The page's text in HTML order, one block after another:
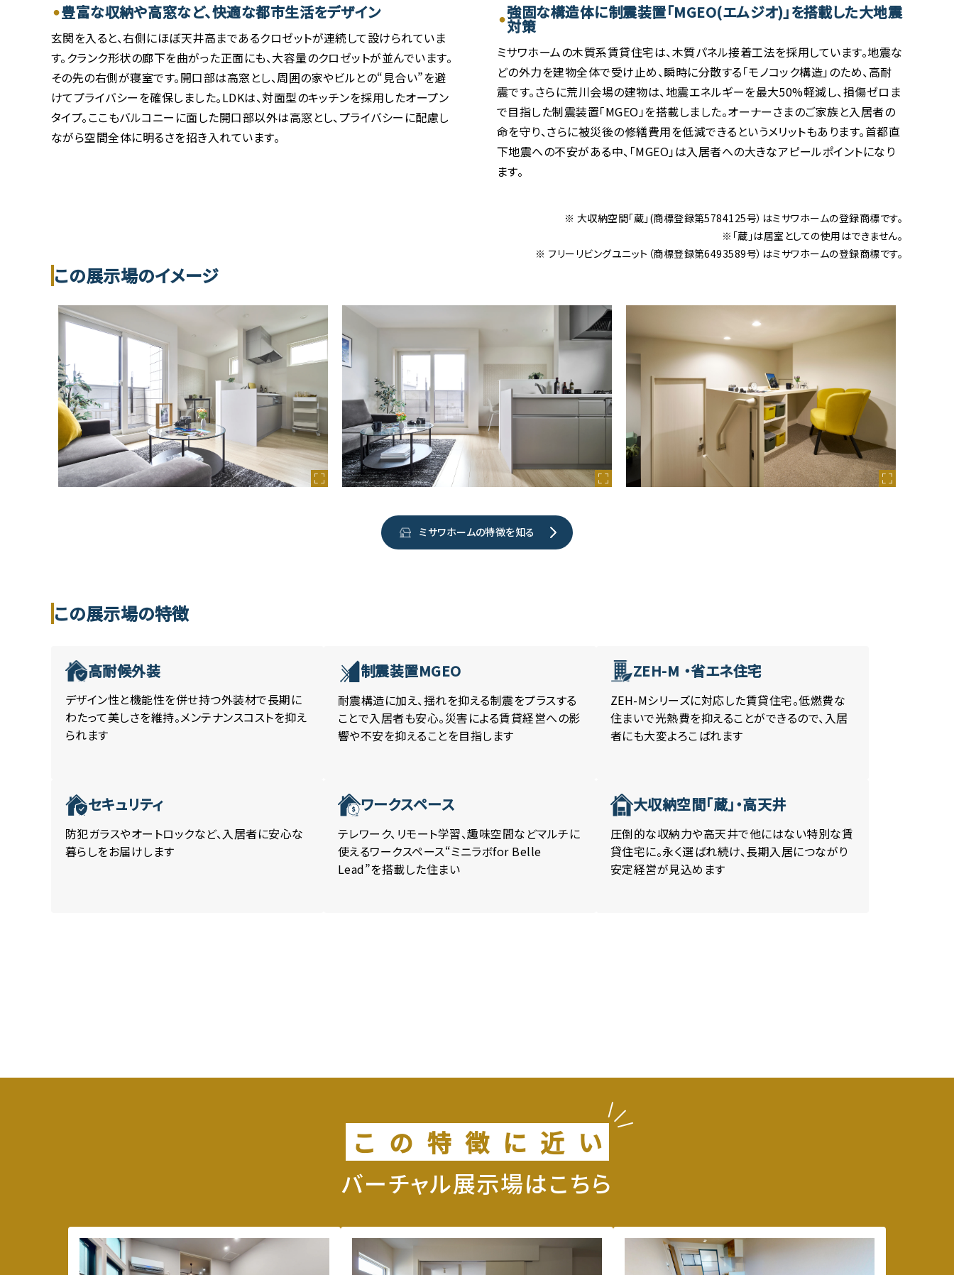
豊富な収納や高窓など、快適な都市生活をデザイン
玄関を入ると、右側にほぼ天井高まであるクロゼットが連続して設けられていま
す。クランク形状の廊下を曲がった正面にも、大容量のクロゼットが並んでいます。
その先の右側が寝室です。開口部は高窓とし、周囲の家やビルとの“見合い”を避
けてプライバシーを確保しました。LDKは、対面型のキッチンを採用したオープン
タイプ。ここもバルコニーに面した開口部以外は高窓とし、プライバシーに配慮し
ながら空間全体に明るさを招き入れています。
強固な構造体に制震装置「MGEO(エムジオ)」を搭載した大地震
対策
ミサワホームの木質系賃貸住宅は、木質パネル接着工法を採用しています。地震な
どの外力を建物全体で受け止め、瞬時に分散する「モノコック構造」のため、高耐
震です。さらに荒川会場の建物は、地震エネルギーを最大50%軽減し、損傷ゼロま
で目指した制震装置「MGEO」を搭載しました。オーナーさまのご家族と入居者の
命を守り、さらに被災後の修繕費用を低減できるというメリットもあります。首都直
下地震への不安がある中、「MGEO」は入居者への大きなアピールポイントになり
ます。
※ 大収納空間「蔵」(商標登録第5784125号）はミサワホームの登録商標です。
※「蔵」は居室としての使用はできません。
※ フリーリビングユニット（商標登録第6493589号）はミサワホームの登録商標です。
この展示場のイメージ
ミサワホームの特徴を知る
この展示場の特徴
高耐候外装
デザイン性と機能性を併せ持つ外装材で長期に
わたって美しさを維持。メンテナンスコストを抑え
られます
制震装置MGEO
耐震構造に加え、揺れを抑える制震をプラスする
ことで入居者も安心。災害による賃貸経営への影
響や不安を抑えることを目指します
ZEH-M ・省エネ住宅
ZEH-Mシリーズに対応した賃貸住宅。低燃費な
住まいで光熱費を抑えることができるので、入居
者にも大変よろこばれます
セキュリティ
防犯ガラスやオートロックなど、入居者に安心な
暮らしをお届けします
ワークスペース
テレワーク、リモート学習、趣味空間などマルチに
使えるワークスペース“ミニラボfor Belle
Lead”を搭載した住まい
大収納空間「蔵」・高天井
圧倒的な収納力や高天井で他にはない特別な賃
貸住宅に。永く選ばれ続け、長期入居につながり
安定経営が見込めます
こ の 特 徴 に 近 い
バーチャル展示場はこちら